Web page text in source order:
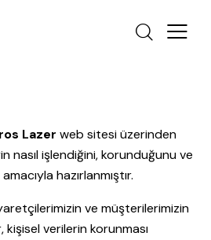
Lazer web sitesi üzerinden
nasıl işlendiğini, korunduğunu ve
amacıyla hazırlanmıştır.
ve müşterilerimizin
verilerin korunması